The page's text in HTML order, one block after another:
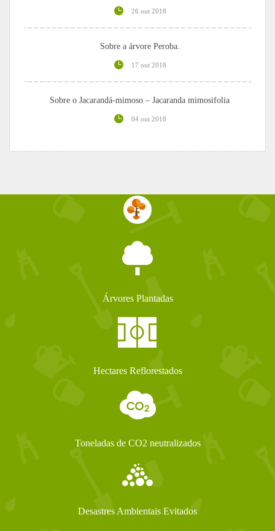
26 out 2018
Sobre a árvore Peroba.
17 out 2018
Sobre o Jacarandá-mimoso – Jacaranda mimosifolia
04 out 2018
Árvores Plantadas
Hectares Reflorestados
Toneladas de CO2 neutralizados
Desastres Ambientais Evitados